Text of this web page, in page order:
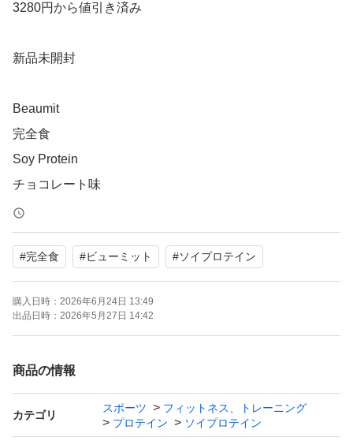
3280円から値引き済み
新品未開封
Beaumit
完全食
Soy Protein
チョコレート味
600g
1杯あたり140kcal
タンパク質約24g
ビタミンミネラル26種類
賞味期限2026年12月1日
お値引き不可
#完全食 #ビューミット #ソイプロテイン
購入日時： 2026年6月24日 13:49
出品日時： 2026年5月27日 14:42
商品の情報
カテゴリ
スポーツ
フィットネス、トレーニング
プロテイン
ソイプロテイン